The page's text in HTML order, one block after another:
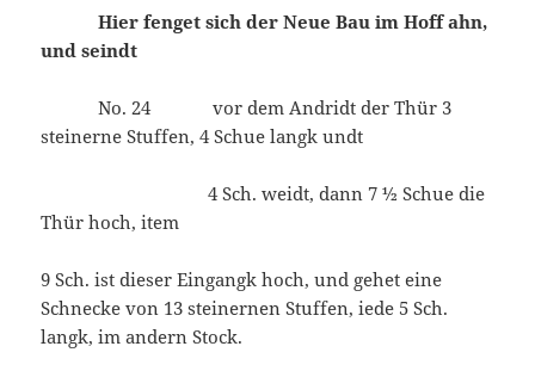
Hier fenget sich der Neue Bau im Hoff ahn,
und seindt
No. 24 vor dem Andridt der Thür 3
steinerne Stuffen, 4 Schue langk undt
4 Sch. weidt, dann 7 ½ Schue die
Thür hoch, item
9 Sch. ist dieser Eingangk hoch, und gehet eine
Schnecke von 13 steinernen Stuffen, iede 5 Sch.
langk, im andern Stock.